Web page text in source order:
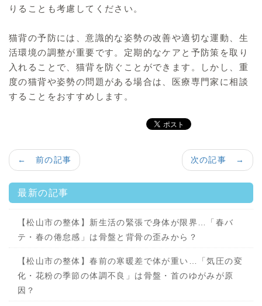
りることも考慮してください。
猫背の予防には、意識的な姿勢の改善や適切な運動、生
活環境の調整が重要です。定期的なケアと予防策を取り
入れることで、猫背を防ぐことができます。しかし、重
度の猫背や姿勢の問題がある場合は、医療専門家に相談
することをおすすめします。
次の記事 →
← 前の記事
最新の記事
【松山市の整体】新生活の緊張で身体が限界…「春バ
テ・春の倦怠感」は骨盤と背骨の歪みから？
【松山市の整体】春前の寒暖差で体が重い…「気圧の変
化・花粉の季節の体調不良」は骨盤・首のゆがみが原
因？